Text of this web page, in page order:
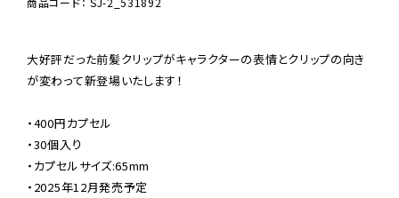
大好評だった前髪クリップがキャラクターの表情とクリップの向き
が変わって新登場いたします！
・400円カプセル
・30個入り
・カプセルサイズ:65mm
・2025年12月発売予定